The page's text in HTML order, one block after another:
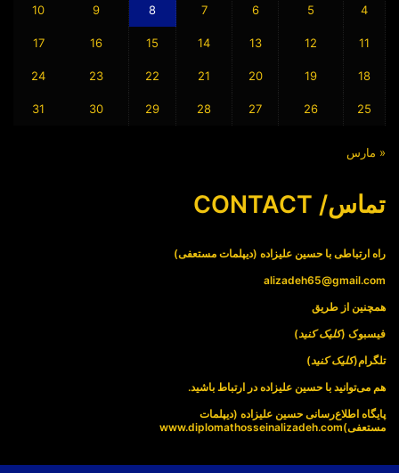
4
5
6
7
8
9
10
11
12
13
14
15
16
17
18
19
20
21
22
23
24
25
26
27
28
29
30
31
« مارس
تماس/ CONTACT
راه ارتباطی با حسین علیزاده (دیپلمات مستعفی)
alizadeh65@gmail.com
همچنین از طریق
فیسبوک (کلیک کنید)
تلگرام(کلیک کنید)
هم می‌توانید با حسین علیزاده در ارتباط باشید.
پایگاه اطلاع‌رسانی حسین علیزاده (دیپلمات
مستعفی)www.diplomathosseinalizadeh.com